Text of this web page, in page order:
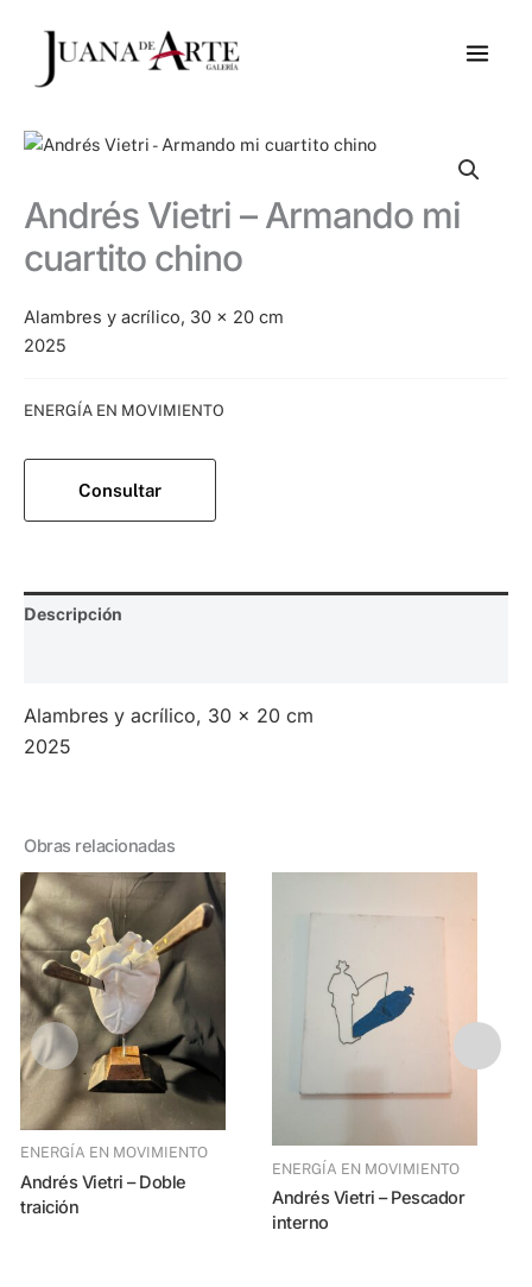
Andrés Vietri – Armando mi
cuartito chino
Alambres y acrílico, 30 x 20 cm
2025
Categoría:
ENERGÍA EN MOVIMIENTO
Consultar
Descripción
Alambres y acrílico, 30 x 20 cm
2025
Obras relacionadas
ENERGÍA EN MOVIMIENTO
Andrés Vietri – Doble
traición
ENERGÍA EN MOVIMIENTO
Andrés Vietri – Pescador
interno